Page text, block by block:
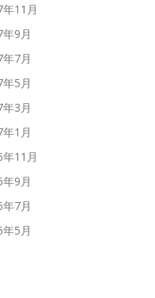
11月
9月
7月
5月
3月
1月
11月
9月
7月
5月